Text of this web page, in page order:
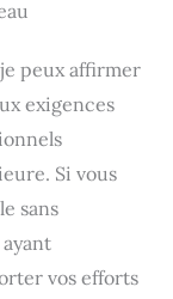
peux affirmer
exigences
Si vous
sans
vos efforts